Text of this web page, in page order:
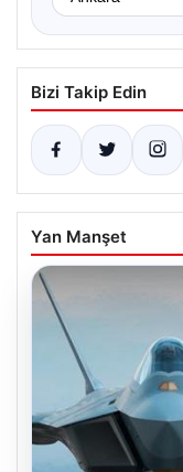
Bizi Takip Edin
Yan Manşet